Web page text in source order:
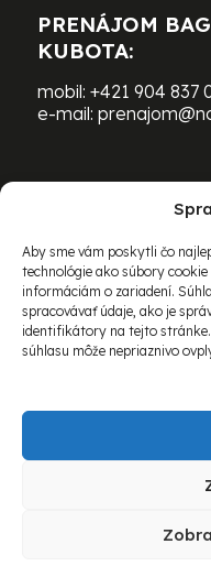
Aby sme vám poskytli čo
technológie ako súbory
informáciám o zariadení.
spracovávať údaje, ako je
identifikátory na tejto stránke.
súhlasu môže nepriaznivo
PRENÁJOM
KUBOTA:
mobil: +421 904 837
e-mail:
PRENÁJOM
BOMAG:
mobil:+421 903 469
e-mail: